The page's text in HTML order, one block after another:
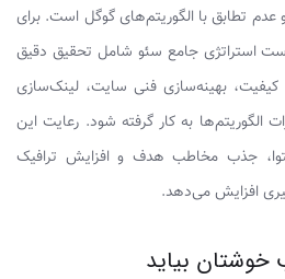
تطابق با الگوریتم‌های گوگل است. برای
استراتژی جامع سئو شامل تحقیق دقیق
کیفیت، بهینه‌سازی فنی سایت، لینک‌سازی
الگوریتم‌ها به کار گرفته شود. رعایت این
جذب مخاطب هدف و افزایش ترافیک
افزایش می‌دهد.
خوشتان بیاید